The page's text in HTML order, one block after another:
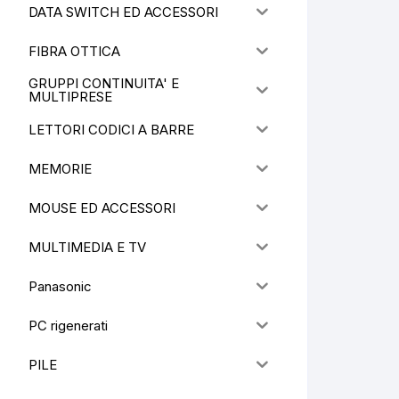
DATA SWITCH ED ACCESSORI
FIBRA OTTICA
GRUPPI CONTINUITA' E
MULTIPRESE
LETTORI CODICI A BARRE
MEMORIE
MOUSE ED ACCESSORI
MULTIMEDIA E TV
Panasonic
PC rigenerati
PILE